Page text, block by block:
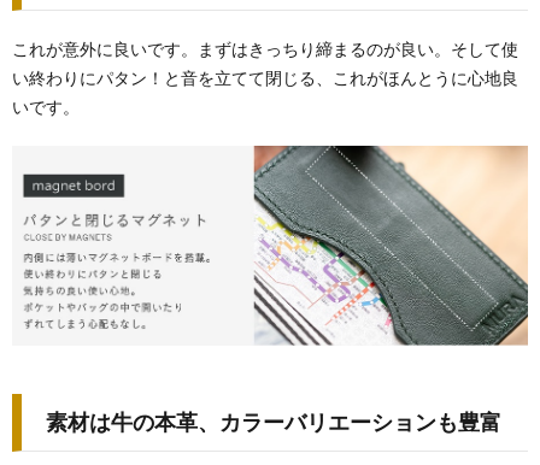
これが意外に良いです。まずはきっちり締まるのが良い。そして使
い終わりにパタン！と音を立てて閉じる、これがほんとうに心地良
いです。
素材は牛の本革、カラーバリエーションも豊富